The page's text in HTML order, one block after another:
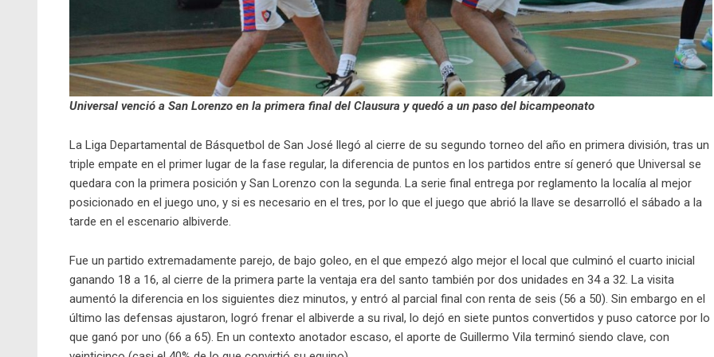
Universal venció a San Lorenzo en la primera final del Clausura y quedó a un paso del bicampeonato
La Liga Departamental de Básquetbol de San José llegó al cierre de su segundo torneo del año en primera división, tras un
triple empate en el primer lugar de la fase regular, la diferencia de puntos en los partidos entre sí generó que Universal se
quedara con la primera posición y San Lorenzo con la segunda. La serie final entrega por reglamento la localía al mejor
posicionado en el juego uno, y si es necesario en el tres, por lo que el juego que abrió la llave se desarrolló el sábado a la
tarde en el escenario albiverde.
Fue un partido extremadamente parejo, de bajo goleo, en el que empezó algo mejor el local que culminó el cuarto inicial
ganando 18 a 16, al cierre de la primera parte la ventaja era del santo también por dos unidades en 34 a 32. La visita
aumentó la diferencia en los siguientes diez minutos, y entró al parcial final con renta de seis (56 a 50). Sin embargo en el
último las defensas ajustaron, logró frenar el albiverde a su rival, lo dejó en siete puntos convertidos y puso catorce por lo
que ganó por uno (66 a 65). En un contexto anotador escaso, el aporte de Guillermo Vila terminó siendo clave, con